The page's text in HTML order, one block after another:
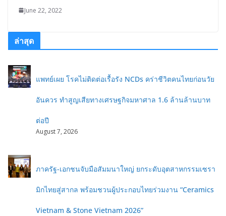
June 22, 2022
ล่าสุด
แพทย์เผย โรคไม่ติดต่อเรื้อรัง NCDs คร่าชีวิตคนไทยก่อนวัย
อันควร ทำสูญเสียทางเศรษฐกิจมหาศาล 1.6 ล้านล้านบาท
ต่อปี
August 7, 2026
ภาครัฐ-เอกชนจับมือสัมมนาใหญ่ ยกระดับอุตสาหกรรมเซรา
มิกไทยสู่สากล พร้อมชวนผู้ประกอบไทยร่วมงาน “Ceramics
Vietnam & Stone Vietnam 2026”